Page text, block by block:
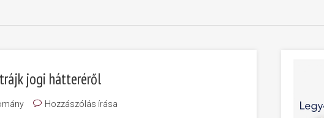
jogi hátteréről
Hozzászólás írása